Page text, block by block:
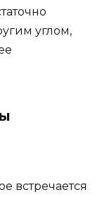
углом,
встречается